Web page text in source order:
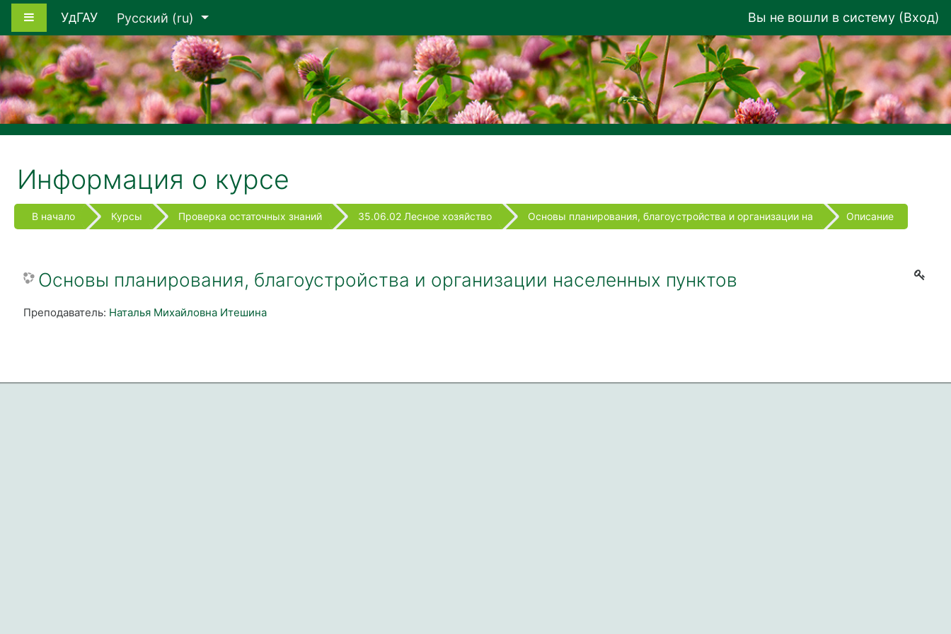
Перейти к основному содержанию
Боковая панель
УдГАУ Русский ‎(ru)‎ Вы не вошли в систему (Вход)
Информация о курсе
В начало Курсы Проверка остаточных знаний 35.06.02 Лесное хозяйство Основы планирования, благоустройства и организации на Описание
Основы планирования, благоустройства и организации населенных пунктов
Преподаватель: Наталья Михайловна Итешина